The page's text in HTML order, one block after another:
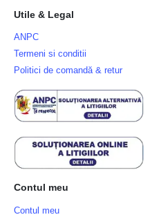
Utile & Legal
ANPC
Termeni si conditii
Politici de comandă & retur
Contul meu
Contul meu